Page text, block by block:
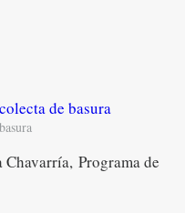
Programa de